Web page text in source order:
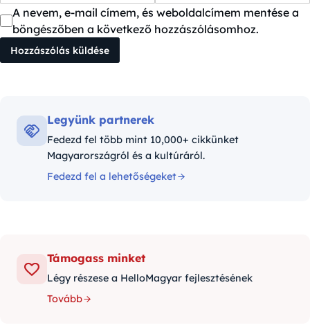
A nevem, e-mail címem, és weboldalcímem mentése a
böngészőben a következő hozzászólásomhoz.
Legyünk partnerek
Fedezd fel több mint 10,000+ cikkünket
Magyarországról és a kultúráról.
Fedezd fel a lehetőségeket
Támogass minket
Légy részese a HelloMagyar fejlesztésének
Tovább